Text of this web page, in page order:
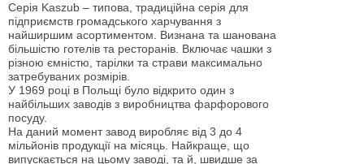
Серія Kaszub – типова, традиційна серія для
підприємств громадського харчування з
найширшим асортиментом. Визнана та шанована
більшістю готелів та ресторанів. Включає чашки з
різною ємністю, тарілки та страви максимально
затребуваних розмірів.
У 1969 році в Польщі було відкрито один з
найбільших заводів з виробництва фарфорового
посуду.
На даний момент завод виробляє від 3 до 4
мільйонів продукції на місяць. Найкраще, що
випускається на цьому заводі, та й, швидше за